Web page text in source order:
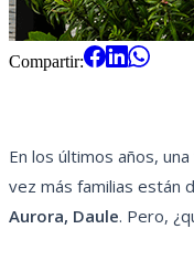
Compartir:
En los últimos años,
vez más familias están
Aurora, Daule. Pero,